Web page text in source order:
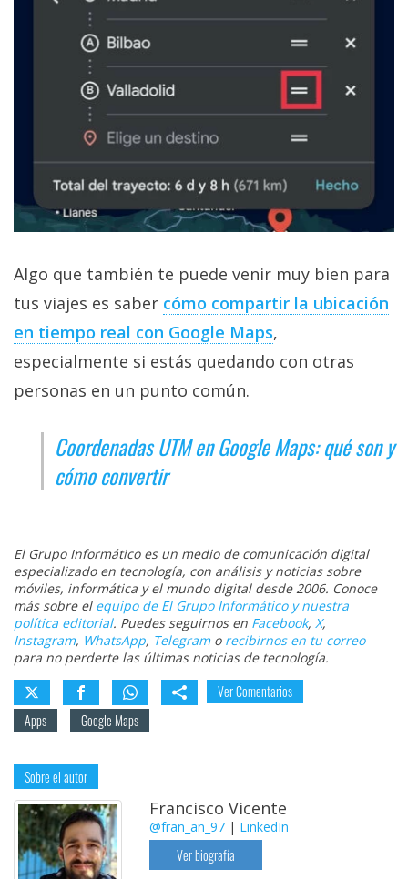
Algo que también te puede venir muy bien para
tus viajes es saber cómo compartir la ubicación
en tiempo real con Google Maps,
especialmente si estás quedando con otras
personas en un punto común.
Coordenadas UTM en Google Maps: qué son y
cómo convertir
El Grupo Informático es un medio de comunicación digital
especializado en tecnología, con análisis y noticias sobre
móviles, informática y el mundo digital desde 2006. Conoce
más sobre el equipo de El Grupo Informático y nuestra
política editorial. Puedes seguirnos en Facebook, X,
Instagram, WhatsApp, Telegramo recibirnos en tu correo
para no perderte las últimas noticias de tecnología.
Ver Comentarios
Apps
Google Maps
Sobre el autor
Francisco Vicente
@fran_an_97 | LinkedIn
Ver biografía